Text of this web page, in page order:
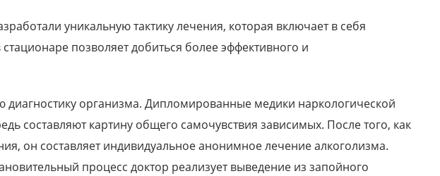
уникальную тактику лечения, которая включает в себя
позволяет добиться более эффективного и
диагностику организма. Дипломированные медики наркологической
составляют картину общего самочувствия зависимых. После того, как
он составляет индивидуальное анонимное лечение алкоголизма.
процесс доктор реализует выведение из запойного